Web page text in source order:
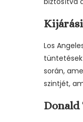
Los
során,
szintjét,